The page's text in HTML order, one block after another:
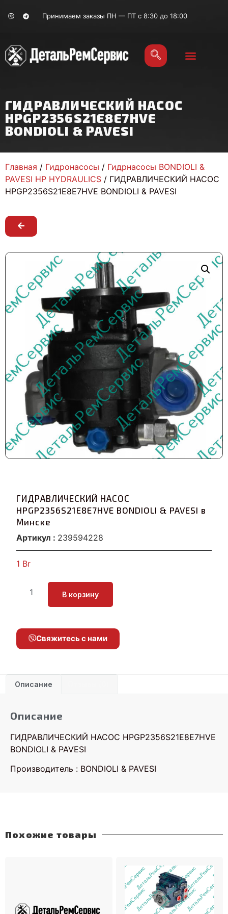
Принимаем заказы ПН — ПТ с 8:30 до 18:00
ГИДРАВЛИЧЕСКИЙ НАСОС
HPGP2356S21E8E7HVE
BONDIOLI & PAVESI
Главная / Гидронасосы / Гидрнасосы BONDIOLI &
PAVESI HP HYDRAULICS / ГИДРАВЛИЧЕСКИЙ НАСОС
HPGP2356S21E8E7HVE BONDIOLI & PAVESI
ГИДРАВЛИЧЕСКИЙ НАСОС
HPGP2356S21E8E7HVE BONDIOLI & PAVESI в
Минске
Артикул : 239594228
1 Br
В корзину
Свяжитесь с нами
Описание
Описание
ГИДРАВЛИЧЕСКИЙ НАСОС HPGP2356S21E8E7HVE
BONDIOLI & PAVESI
Производитель : BONDIOLI & PAVESI
Похожие товары